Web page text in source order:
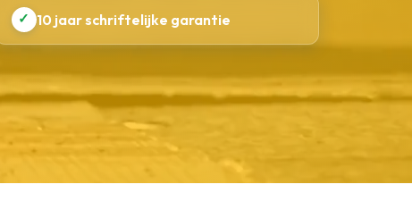
✓ 10 jaar schriftelijke garantie